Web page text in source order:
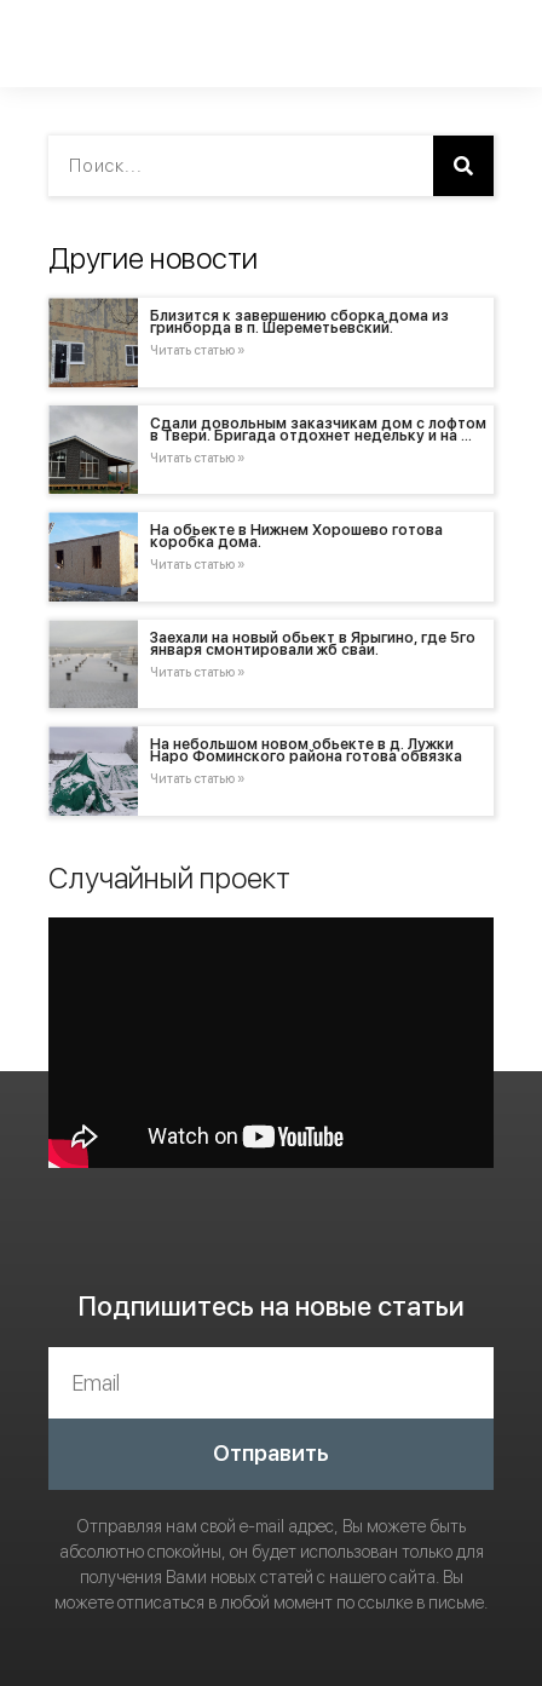
Другие новости
Близится к завершению сборка дома из
гринборда в п. Шереметьевский.
Читать статью »
Сдали довольным заказчикам дом с лофтом
в Твери. Бригада отдохнет недельку и на …
Читать статью »
На обьекте в Нижнем Хорошево готова
коробка дома.
Читать статью »
Заехали на новый обьект в Ярыгино, где 5го
января смонтировали жб сваи.
Читать статью »
На небольшом новом обьекте в д. Лужки
Наро Фоминского района готова обвязка
Читать статью »
Случайный проект
Подпишитесь на новые статьи
Отправить
Отправляя нам свой e-mail адрес, Вы можете быть
абсолютно спокойны, он будет использован только для
получения Вами новых статей с нашего сайта. Вы
можете отписаться в любой момент по ссылке в письме.